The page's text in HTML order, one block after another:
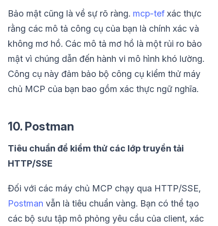
Bảo mật cũng là về sự rõ ràng. mcp-tef xác thực
rằng các mô tả công cụ của bạn là chính xác và
không mơ hồ. Các mô tả mơ hồ là một rủi ro bảo
mật vì chúng dẫn đến hành vi mô hình khó lường.
Công cụ này đảm bảo bộ công cụ kiểm thử máy
chủ MCP của bạn bao gồm xác thực ngữ nghĩa.
10. Postman
Tiêu chuẩn để kiểm thử các lớp truyền tải
HTTP/SSE
Đối với các máy chủ MCP chạy qua HTTP/SSE,
Postman vẫn là tiêu chuẩn vàng. Bạn có thể tạo
các bộ sưu tập mô phỏng yêu cầu của client, xác